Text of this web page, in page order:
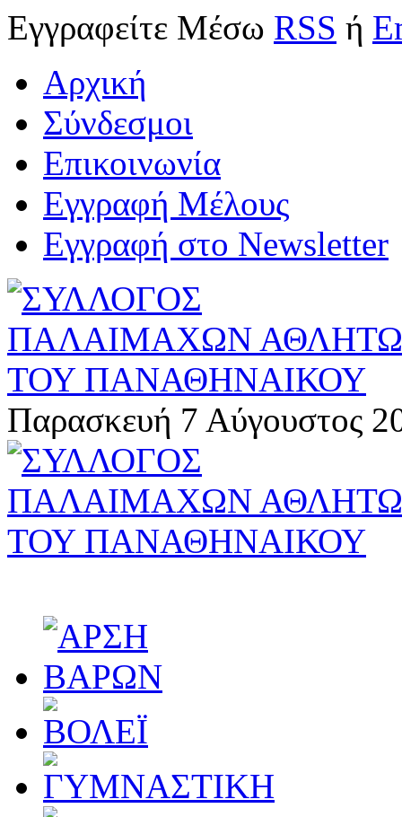
Εγγραφείτε Μέσω RSS ή
Αρχική
Σύνδεσμοι
Επικοινωνία
Εγγραφή Μέλους
Εγγραφή στο Newsletter
Παρασκευή 7 Αύγουστος